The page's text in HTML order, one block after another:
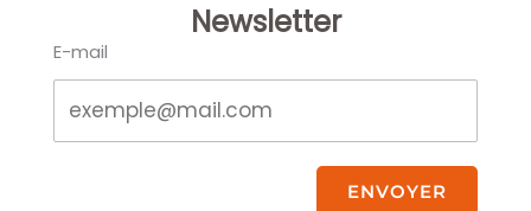
Newsletter
E-mail
ENVOYER